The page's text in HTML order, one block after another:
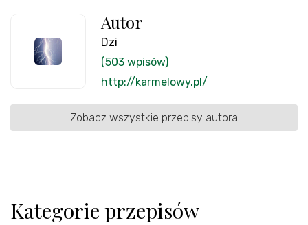
Autor
Dzi
(503 wpisów)
http://karmelowy.pl/
Zobacz wszystkie przepisy autora
Kategorie przepisów